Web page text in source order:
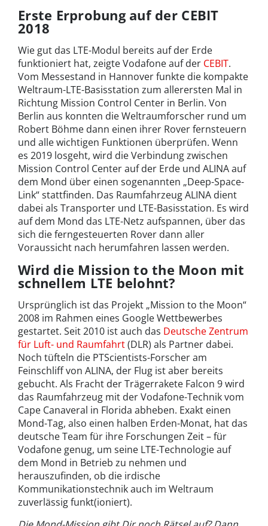
Erste Erprobung auf der CEBIT
2018
Wie gut das LTE-Modul bereits auf der Erde
funktioniert hat, zeigte Vodafone auf der CEBIT.
Vom Messestand in Hannover funkte die kompakte
Weltraum-LTE-Basisstation zum allerersten Mal in
Richtung Mission Control Center in Berlin. Von
Berlin aus konnten die Weltraumforscher rund um
Robert Böhme dann einen ihrer Rover fernsteuern
und alle wichtigen Funktionen überprüfen. Wenn
es 2019 losgeht, wird die Verbindung zwischen
Mission Control Center auf der Erde und ALINA auf
dem Mond über einen sogenannten „Deep-Space-
Link“ stattfinden. Das Raumfahrzeug ALINA dient
dabei als Transporter und LTE-Basisstation. Es wird
auf dem Mond das LTE-Netz aufspannen, über das
sich die ferngesteuerten Rover dann aller
Voraussicht nach herumfahren lassen werden.
Wird die Mission to the Moon mit
schnellem LTE belohnt?
Ursprünglich ist das Projekt „Mission to the Moon“
2008 im Rahmen eines Google Wettbewerbes
gestartet. Seit 2010 ist auch das Deutsche Zentrum
für Luft- und Raumfahrt(DLR) als Partner dabei.
Noch tüfteln die PTScientists-Forscher am
Feinschliff von ALINA, der Flug ist aber bereits
gebucht. Als Fracht der Trägerrakete Falcon 9 wird
das Raumfahrzeug mit der Vodafone-Technik vom
Cape Canaveral in Florida abheben. Exakt einen
Mond-Tag, also einen halben Erden-Monat, hat das
deutsche Team für ihre Forschungen Zeit – für
Vodafone genug, um seine LTE-Technologie auf
dem Mond in Betrieb zu nehmen und
herauszufinden, ob die irdische
Kommunikationstechnik auch im Weltraum
zuverlässig funkt(ioniert).